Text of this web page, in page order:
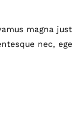
magna
nec,